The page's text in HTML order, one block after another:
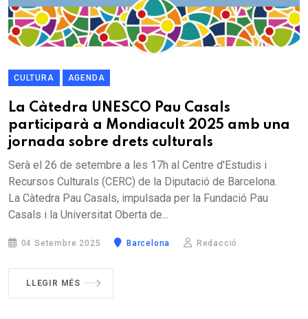
CULTURA AGENDA
La Càtedra UNESCO Pau Casals
participarà a Mondiacult 2025 amb una
jornada sobre drets culturals
Serà el 26 de setembre a les 17h al Centre d'Estudis i
Recursos Culturals (CERC) de la Diputació de Barcelona.
La Càtedra Pau Casals, impulsada per la Fundació Pau
Casals i la Universitat Oberta de...
04 Setembre 2025 Barcelona Redacció
LLEGIR MÉS